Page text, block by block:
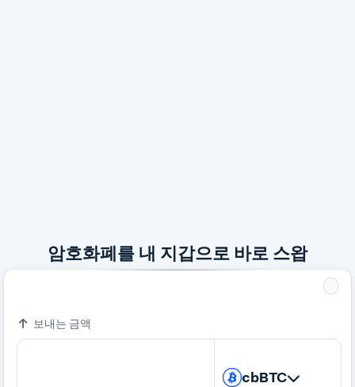
암호화폐를 내 지갑으로 바로 스왑
보내는 금액
cbBTC